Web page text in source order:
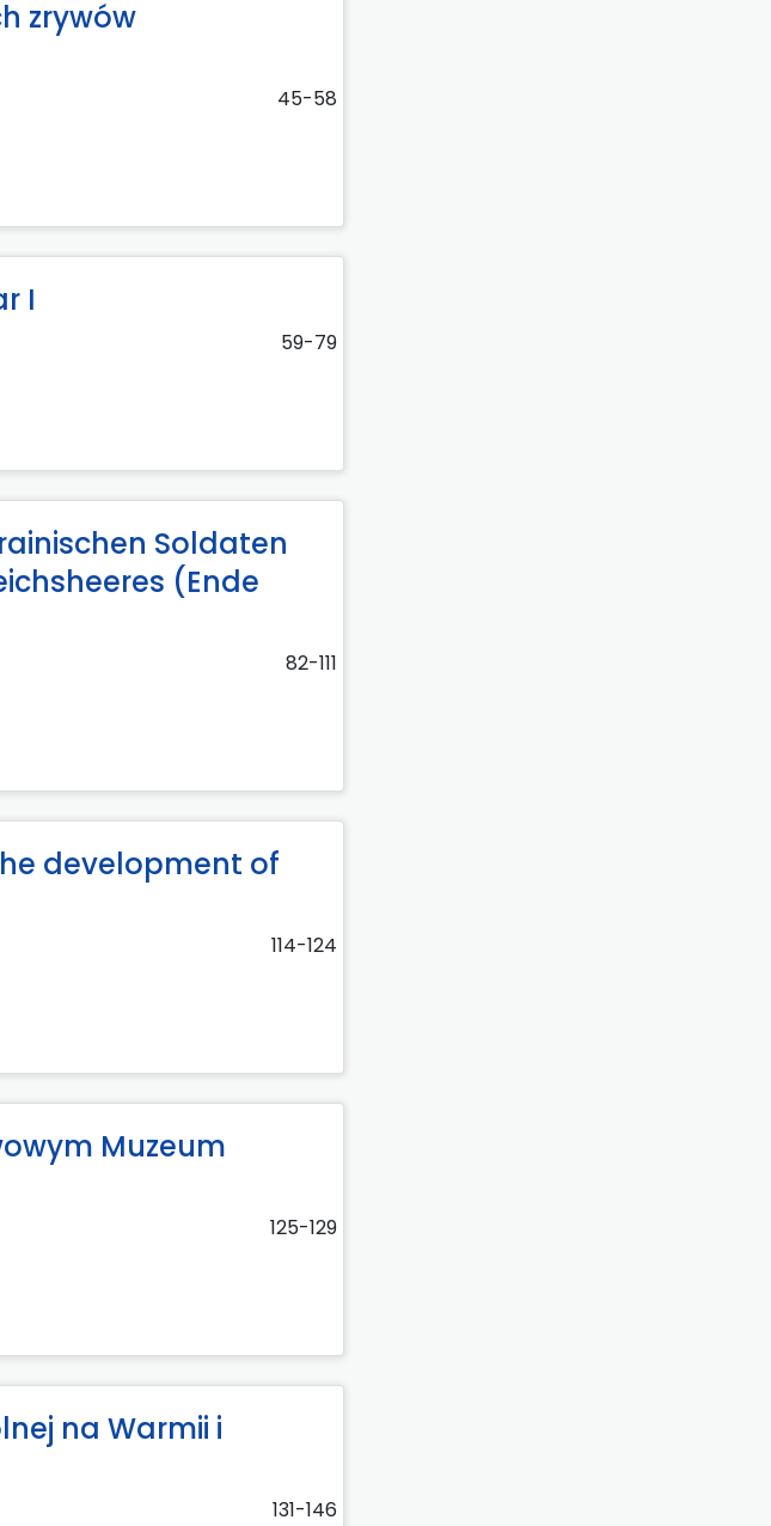
zrywów
45-58
I
59-79
Soldaten
(Ende
82-111
development of
114-124
Muzeum
125-129
na Warmii i
131-146